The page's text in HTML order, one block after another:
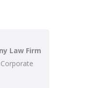
Law Firm